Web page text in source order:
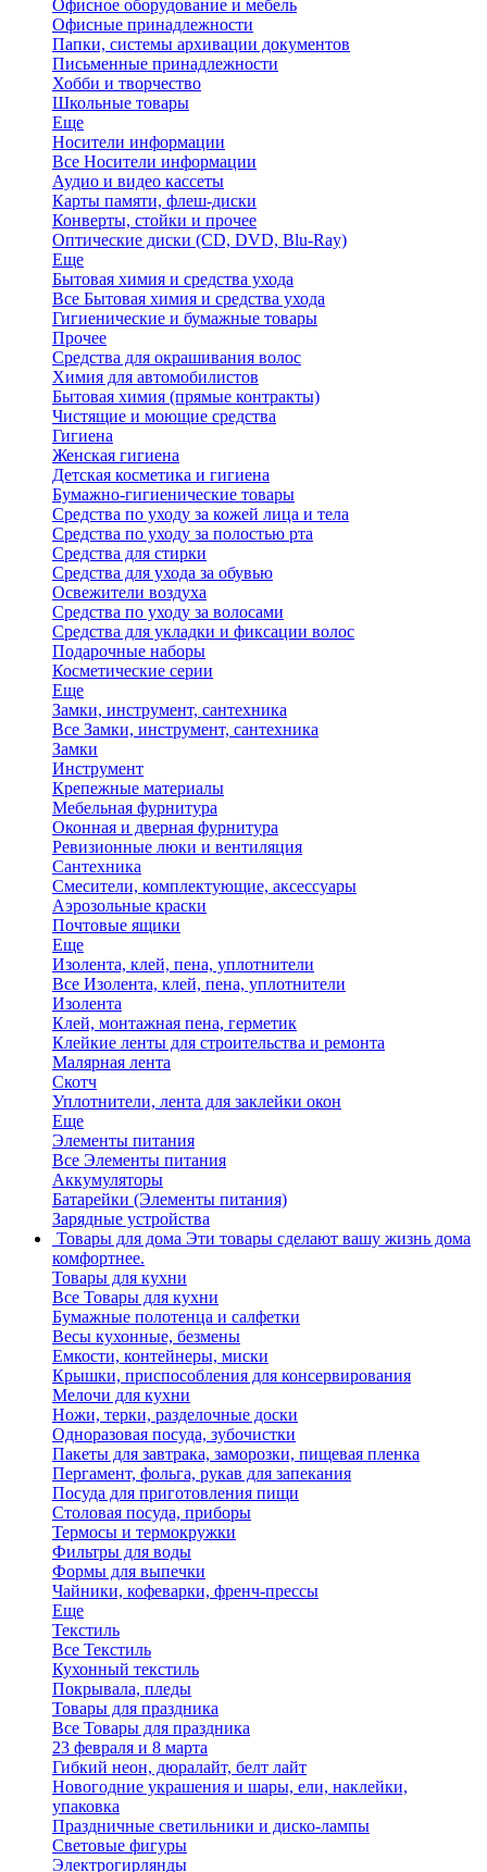
Офисное оборудование и мебель
Офисные принадлежности
Папки, системы архивации документов
Письменные принадлежности
Хобби и творчество
Школьные товары
Еще
Носители информации
Все Носители информации
Аудио и видео кассеты
Карты памяти, флеш-диски
Конверты, стойки и прочее
Оптические диски (CD, DVD, Blu-Ray)
Еще
Бытовая химия и средства ухода
Все Бытовая химия и средства ухода
Гигиенические и бумажные товары
Прочее
Средства для окрашивания волос
Химия для автомобилистов
Бытовая химия (прямые контракты)
Чистящие и моющие средства
Гигиена
Женская гигиена
Детская косметика и гигиена
Бумажно-гигиенические товары
Средства по уходу за кожей лица и тела
Средства по уходу за полостью рта
Средства для стирки
Средства для ухода за обувью
Освежители воздуха
Средства по уходу за волосами
Средства для укладки и фиксации волос
Подарочные наборы
Косметические серии
Еще
Замки, инструмент, сантехника
Все Замки, инструмент, сантехника
Замки
Инструмент
Крепежные материалы
Мебельная фурнитура
Оконная и дверная фурнитура
Ревизионные люки и вентиляция
Сантехника
Смесители, комплектующие, аксессуары
Аэрозольные краски
Почтовые ящики
Еще
Изолента, клей, пена, уплотнители
Все Изолента, клей, пена, уплотнители
Изолента
Клей, монтажная пена, герметик
Клейкие ленты для строительства и ремонта
Малярная лента
Скотч
Уплотнители, лента для заклейки окон
Еще
Элементы питания
Все Элементы питания
Аккумуляторы
Батарейки (Элементы питания)
Зарядные устройства
Товары для дома Эти товары сделают вашу жизнь дома
комфортнее.
Товары для кухни
Все Товары для кухни
Бумажные полотенца и салфетки
Весы кухонные, безмены
Емкости, контейнеры, миски
Крышки, приспособления для консервирования
Мелочи для кухни
Ножи, терки, разделочные доски
Одноразовая посуда, зубочистки
Пакеты для завтрака, заморозки, пищевая пленка
Пергамент, фольга, рукав для запекания
Посуда для приготовления пищи
Столовая посуда, приборы
Термосы и термокружки
Фильтры для воды
Формы для выпечки
Чайники, кофеварки, френч-прессы
Еще
Текстиль
Все Текстиль
Кухонный текстиль
Покрывала, пледы
Товары для праздника
Все Товары для праздника
23 февраля и 8 марта
Гибкий неон, дюралайт, белт лайт
Новогодние украшения и шары, ели, наклейки,
упаковка
Праздничные светильники и диско-лампы
Световые фигуры
Электрогирлянды